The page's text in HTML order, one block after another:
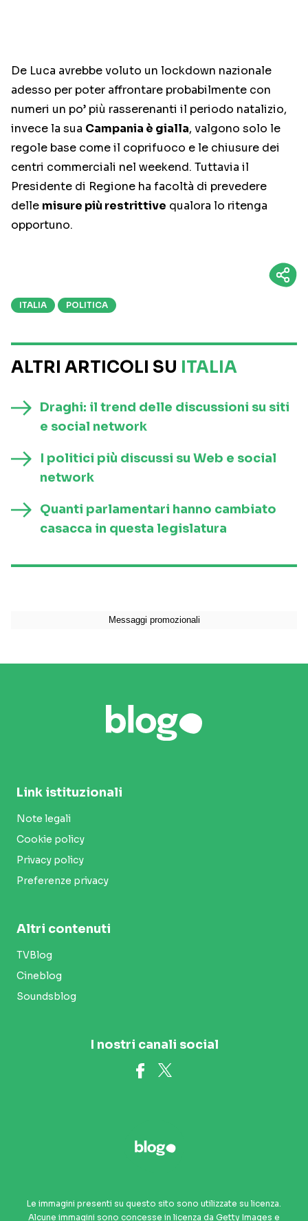
De Luca avrebbe voluto un lockdown nazionale
adesso per poter affrontare probabilmente con
numeri un po’ più rasserenanti il periodo natalizio,
invece la sua Campania è gialla, valgono solo le
regole base come il coprifuoco e le chiusure dei
centri commerciali nel weekend. Tuttavia il
Presidente di Regione ha facoltà di prevedere
delle misure più restrittive qualora lo ritenga
opportuno.
ITALIA POLITICA
ALTRI ARTICOLI SU ITALIA
Draghi: il trend delle discussioni su siti
e social network
I politici più discussi su Web e social
network
Quanti parlamentari hanno cambiato
casacca in questa legislatura
Link istituzionali
Note legali
Cookie policy
Privacy policy
Preferenze privacy
Altri contenuti
TVBlog
Cineblog
Soundsblog
I nostri canali social
Le immagini presenti su questo sito sono utilizzate su licenza.
Alcune immagini sono concesse in licenza da Getty Images e